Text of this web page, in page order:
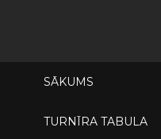
SĀKUMS
TURNĪRA TABULA